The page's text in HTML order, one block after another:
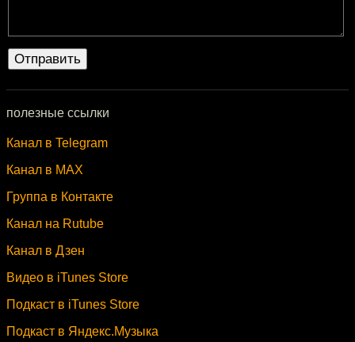
полезные ссылки
Канал в Telegram
Канал в MAX
Группа в Контакте
Канал на Rutube
Канал в Дзен
Видео в iTunes Store
Подкаст в iTunes Store
Подкаст в Яндекс.Музыка